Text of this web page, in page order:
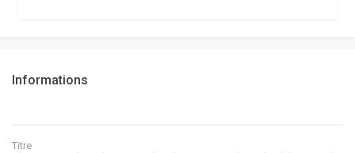
Informations
Titre